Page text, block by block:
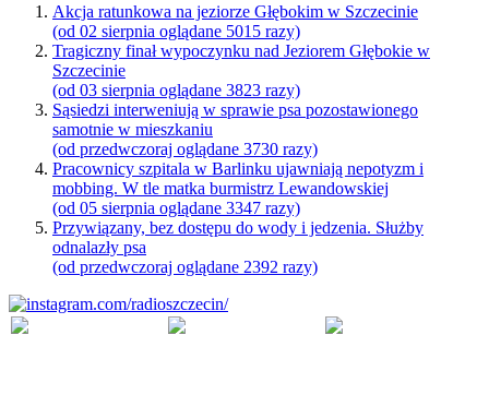
Akcja ratunkowa na jeziorze Głębokim w Szczecinie
(od 02 sierpnia oglądane 5015 razy)
Tragiczny finał wypoczynku nad Jeziorem Głębokie w
Szczecinie
(od 03 sierpnia oglądane 3823 razy)
Sąsiedzi interweniują w sprawie psa pozostawionego
samotnie w mieszkaniu
(od przedwczoraj oglądane 3730 razy)
Pracownicy szpitala w Barlinku ujawniają nepotyzm i
mobbing. W tle matka burmistrz Lewandowskiej
(od 05 sierpnia oglądane 3347 razy)
Przywiązany, bez dostępu do wody i jedzenia. Służby
odnalazły psa
(od przedwczoraj oglądane 2392 razy)